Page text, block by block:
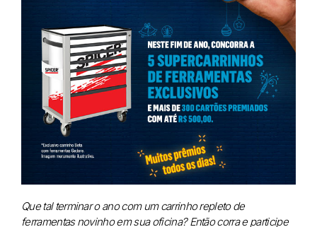
Que tal terminar o ano com um carrinho repleto de
ferramentas novinho em sua oficina? Então corra e participe